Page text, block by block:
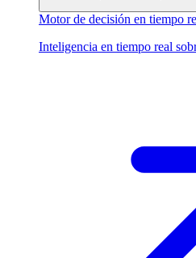
Motor de decisión en tiempo
Inteligencia en tiempo real